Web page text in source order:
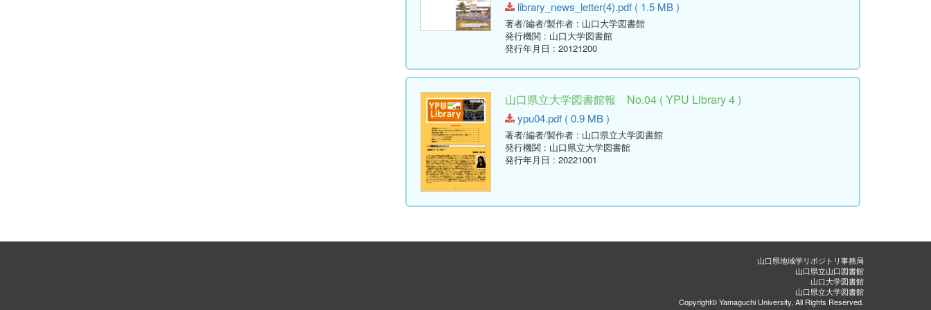
library_news_letter(4).pdf ( 1.5 MB )
著者/編者/製作者 : 山口大学図書館
発行機関 : 山口大学図書館
発行年月日 : 20121200
山口県立大学図書館報 No.04 ( YPU Library 4 )
ypu04.pdf ( 0.9 MB )
著者/編者/製作者 : 山口県立大学図書館
発行機関 : 山口県立大学図書館
発行年月日 : 20221001
山口県地域学リポジトリ事務局
山口県立山口図書館
山口大学図書館
山口県立大学図書館
Copyright© Yamaguchi University, All Rights Reserved.